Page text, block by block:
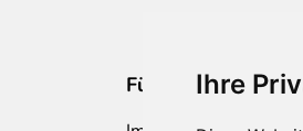
Ihre
Für Makler:innen